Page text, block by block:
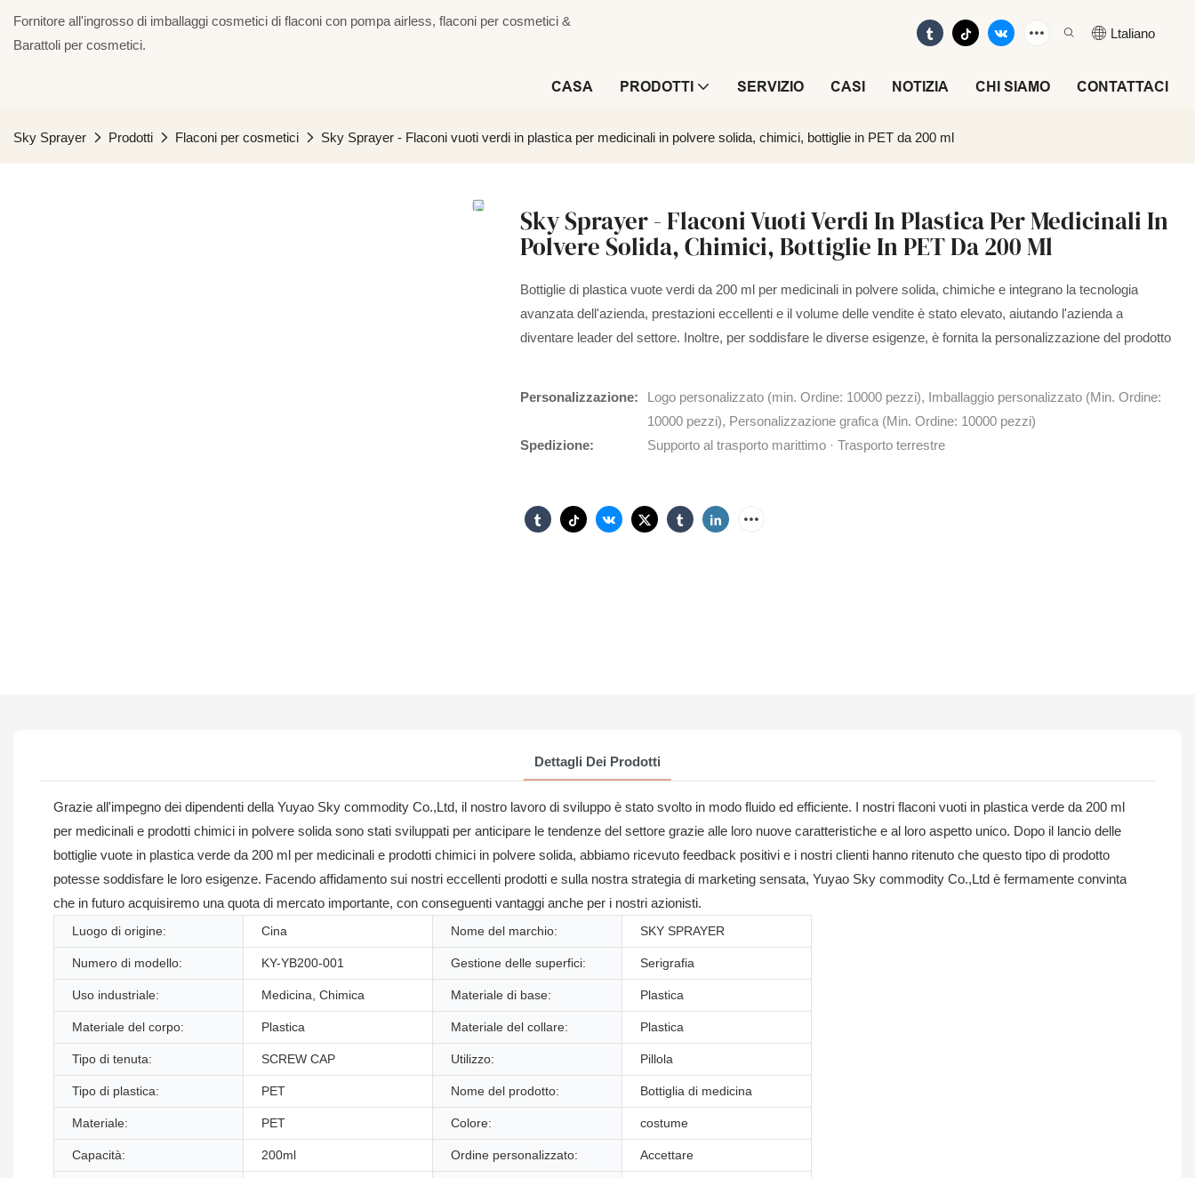
Fornitore all'ingrosso di imballaggi cosmetici di flaconi con pompa airless, flaconi per cosmetici &
Barattoli per cosmetici.
Ltaliano
CASA PRODOTTI SERVIZIO CASI NOTIZIA CHI SIAMO CONTATTACI
Sky Sprayer Prodotti Flaconi per cosmetici Sky Sprayer - Flaconi vuoti verdi in plastica per medicinali in polvere solida, chimici, bottiglie in PET da 200 ml
Sky Sprayer - Flaconi Vuoti Verdi In Plastica Per Medicinali In
Polvere Solida, Chimici, Bottiglie In PET Da 200 Ml
Bottiglie di plastica vuote verdi da 200 ml per medicinali in polvere solida, chimiche e integrano la tecnologia
avanzata dell'azienda, prestazioni eccellenti e il volume delle vendite è stato elevato, aiutando l'azienda a
diventare leader del settore. Inoltre, per soddisfare le diverse esigenze, è fornita la personalizzazione del prodotto
Personalizzazione:
Logo personalizzato (min. Ordine: 10000 pezzi), Imballaggio personalizzato (Min. Ordine:
10000 pezzi), Personalizzazione grafica (Min. Ordine: 10000 pezzi)
Spedizione:
Supporto al trasporto marittimo · Trasporto terrestre
Dettagli Dei Prodotti
Grazie all'impegno dei dipendenti della Yuyao Sky commodity Co.,Ltd, il nostro lavoro di sviluppo è stato svolto in modo fluido ed efficiente. I nostri flaconi vuoti in plastica verde da 200 ml
per medicinali e prodotti chimici in polvere solida sono stati sviluppati per anticipare le tendenze del settore grazie alle loro nuove caratteristiche e al loro aspetto unico. Dopo il lancio delle
bottiglie vuote in plastica verde da 200 ml per medicinali e prodotti chimici in polvere solida, abbiamo ricevuto feedback positivi e i nostri clienti hanno ritenuto che questo tipo di prodotto
potesse soddisfare le loro esigenze. Facendo affidamento sui nostri eccellenti prodotti e sulla nostra strategia di marketing sensata, Yuyao Sky commodity Co.,Ltd è fermamente convinta
che in futuro acquisiremo una quota di mercato importante, con conseguenti vantaggi anche per i nostri azionisti.
Luogo di origine: Cina Nome del marchio: SKY SPRAYER
Numero di modello: KY-YB200-001 Gestione delle superfici: Serigrafia
Uso industriale: Medicina, Chimica Materiale di base: Plastica
Materiale del corpo: Plastica Materiale del collare: Plastica
Tipo di tenuta: SCREW CAP Utilizzo: Pillola
Tipo di plastica: PET Nome del prodotto: Bottiglia di medicina
Materiale: PET Colore: costume
Capacità: 200ml Ordine personalizzato: Accettare